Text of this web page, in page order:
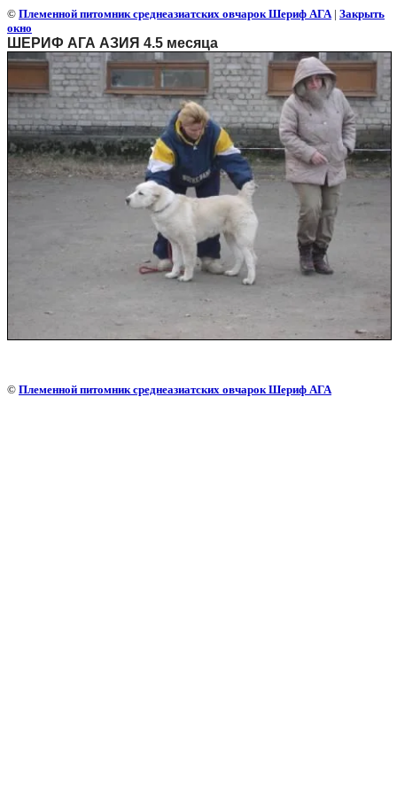
© Племенной питомник среднеазиатских овчарок Шериф АГА| Закрыть
окно
ШЕРИФ АГА АЗИЯ 4.5 месяца
© Племенной питомник среднеазиатских овчарок Шериф АГА